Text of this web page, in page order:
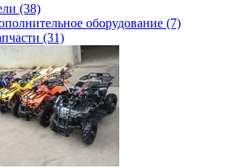
(38)
оборудование (7)
(31)